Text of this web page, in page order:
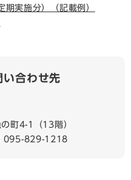
期実施分）（記載例）
い合わせ先
町4-1（13階）
095-829-1218